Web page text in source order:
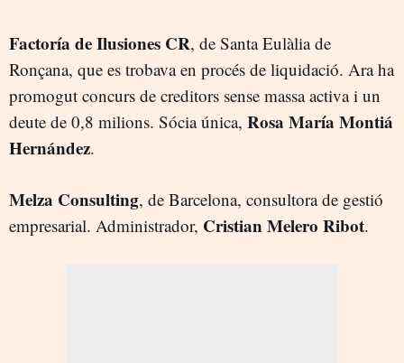
Factoría de Ilusiones CR, de Santa Eulàlia de
Ronçana, que es trobava en procés de liquidació. Ara ha
promogut concurs de creditors sense massa activa i un
deute de 0,8 milions. Sócia única, Rosa María Montiá
Hernández.
Melza Consulting, de Barcelona, consultora de gestió
empresarial. Administrador, Cristian Melero Ribot.